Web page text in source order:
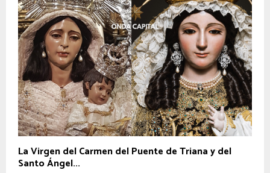
La Virgen del Carmen del Puente de Triana y del
Santo Ángel...